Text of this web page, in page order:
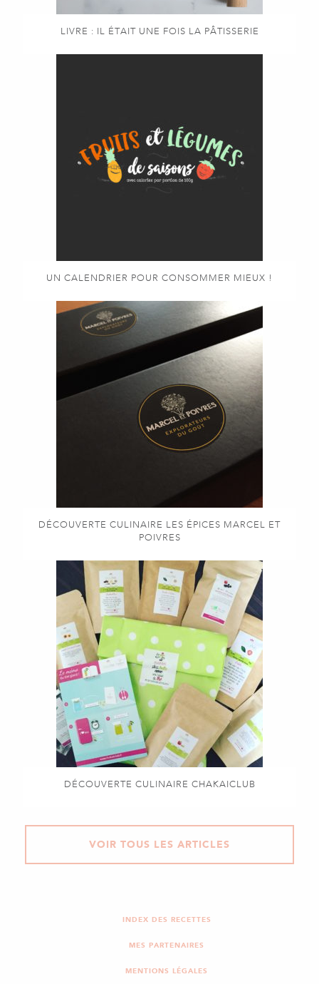
LIVRE : IL ÉTAIT UNE FOIS LA PÂTISSERIE
UN CALENDRIER POUR CONSOMMER MIEUX !
DÉCOUVERTE CULINAIRE LES ÉPICES MARCEL ET
POIVRES
DÉCOUVERTE CULINAIRE CHAKAICLUB
VOIR TOUS LES ARTICLES
INDEX DES RECETTES
MES PARTENAIRES
MENTIONS LÉGALES